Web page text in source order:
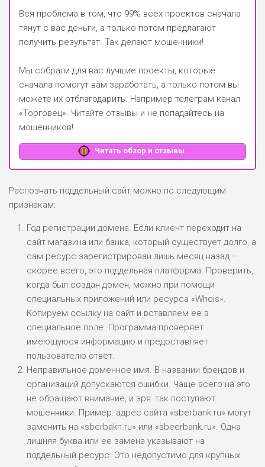
Вся проблема в том, что 99% всех проектов сначала
тянут с вас деньги, а только потом предлагают
получить результат. Так делают мошенники!
Мы собрали для вас лучшие проекты, которые
сначала помогут вам заработать, а только потом вы
можете их отблагодарить. Например телеграм канал
«Торговец». Читайте отзывы и не попадайтесь на
мошенников!
Читать обзор и отзывы
Распознать поддельный сайт можно по следующим
признакам:
Год регистрации домена. Если клиент переходит на
сайт магазина или банка, который существует долго, а
сам ресурс зарегистрирован лишь месяц назад –
скорее всего, это поддельная платформа. Проверить,
когда был создан домен, можно при помощи
специальных приложений или ресурса «Whois».
Копируем ссылку на сайт и вставляем ее в
специальное поле. Программа проверяет
имеющуюся информацию и предоставляет
пользователю ответ.
Неправильное доменное имя. В названии брендов и
организаций допускаются ошибки. Чаще всего на это
не обращают внимание, и зря: так поступают
мошенники. Пример: адрес сайта «sberbank.ru» могут
заменить на «sberbakn.ru» или «sbeerbank.ru». Одна
лишняя буква или ее замена указывают на
поддельный ресурс. Это недопустимо для крупных